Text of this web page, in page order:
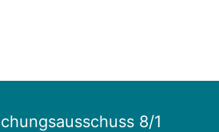
8/1